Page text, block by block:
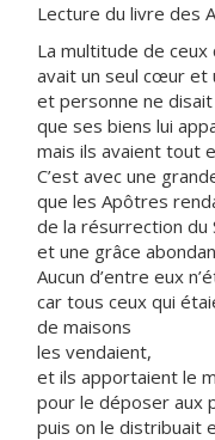
Lecture du livre des
La multitude de
avait un seul cœur et
et personne ne disait
que ses biens lui
mais ils avaient tout
C’est avec une
que les Apôtres
de la résurrection du
et une grâce
Aucun d’entre eux
car tous ceux qui
de maisons
les vendaient,
et ils apportaient le
pour le déposer aux
puis on le distribuait